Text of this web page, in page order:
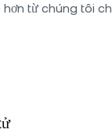
từ chúng tôi